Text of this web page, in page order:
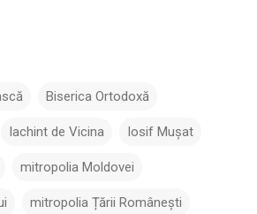
Biserica Ortodoxă
Iachint de Vicina Iosif Mușat
mitropolia Moldovei
mitropolia Țării Românești